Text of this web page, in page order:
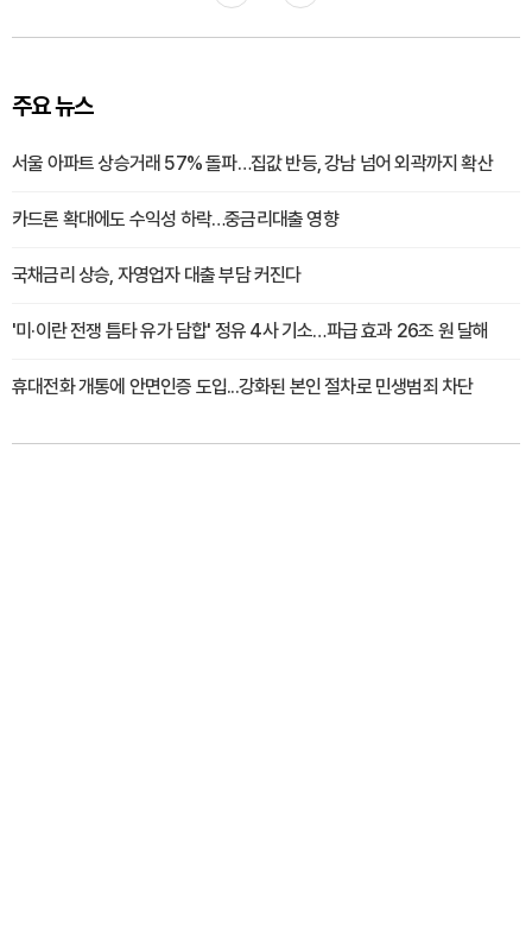
주요 뉴스
서울 아파트 상승거래 57% 돌파…집값 반등, 강남 넘어 외곽까지 확산
카드론 확대에도 수익성 하락…중금리대출 영향
국채금리 상승, 자영업자 대출 부담 커진다
'미·이란 전쟁 틈타 유가 담합' 정유 4사 기소…파급 효과 26조 원 달해
휴대전화 개통에 안면인증 도입...강화된 본인 절차로 민생범죄 차단